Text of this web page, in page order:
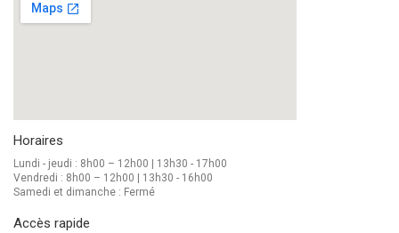
Horaires
Lundi - jeudi : 8h00 – 12h00 | 13h30 - 17h00
Vendredi : 8h00 – 12h00 | 13h30 - 16h00
Samedi et dimanche : Fermé
Accès rapide